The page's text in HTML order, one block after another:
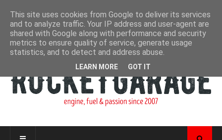
This site uses cookies from Google to deliver its services
and to analyze traffic. Your IP address and user-agent are
shared with Google along with performance and security
metrics to ensure quality of service, generate usage
statistics, and to detect and address abuse.
LEARN MORE GOT IT